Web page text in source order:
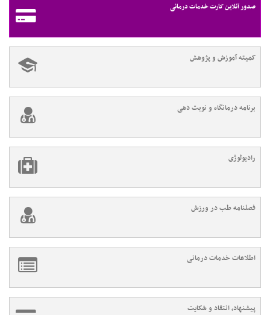
صدور آنلاین کارت خدمات درمانی
کمیته آموزش و پژوهش
برنامه درمانگاه و نوبت دهی
رادیولوژی
فصلنامه طب در ورزش
اطلاعات خدمات درمانی
پیشنهاد، انتقاد و شکایت